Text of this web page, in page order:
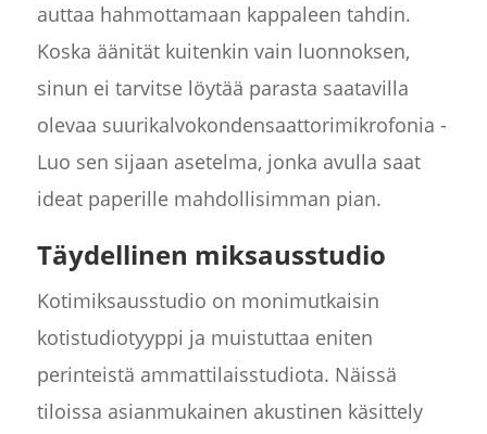
auttaa hahmottamaan kappaleen tahdin.
Koska äänität kuitenkin vain luonnoksen,
sinun ei tarvitse löytää parasta saatavilla
olevaa suurikalvokondensaattorimikrofonia -
Luo sen sijaan asetelma, jonka avulla saat
ideat paperille mahdollisimman pian.
Täydellinen miksausstudio
Kotimiksausstudio on monimutkaisin
kotistudiotyyppi ja muistuttaa eniten
perinteistä ammattilaisstudiota. Näissä
tiloissa asianmukainen akustinen käsittely